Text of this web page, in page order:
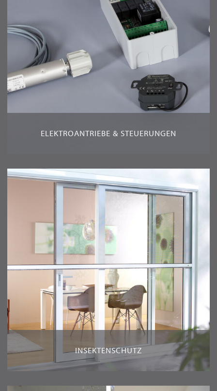
ELEKTROANTRIEBE & STEUERUNGEN
INSEKTENSCHUTZ